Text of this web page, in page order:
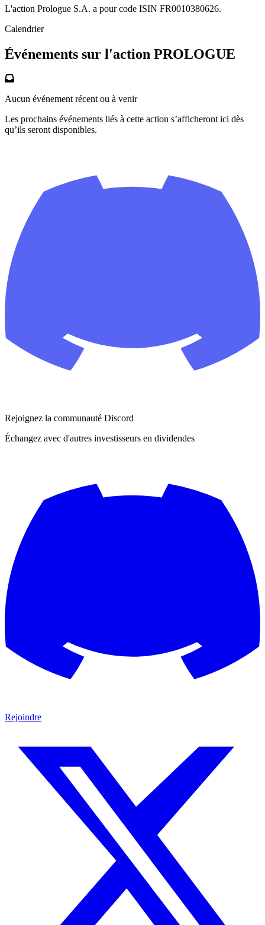
L'action Prologue S.A. a pour code ISIN FR0010380626.
Calendrier
Événements sur l'action PROLOGUE
Aucun événement récent ou à venir
Les prochains événements liés à cette action s’afficheront ici dès
qu’ils seront disponibles.
Rejoignez la communauté Discord
Échangez avec d'autres investisseurs en dividendes
Rejoindre